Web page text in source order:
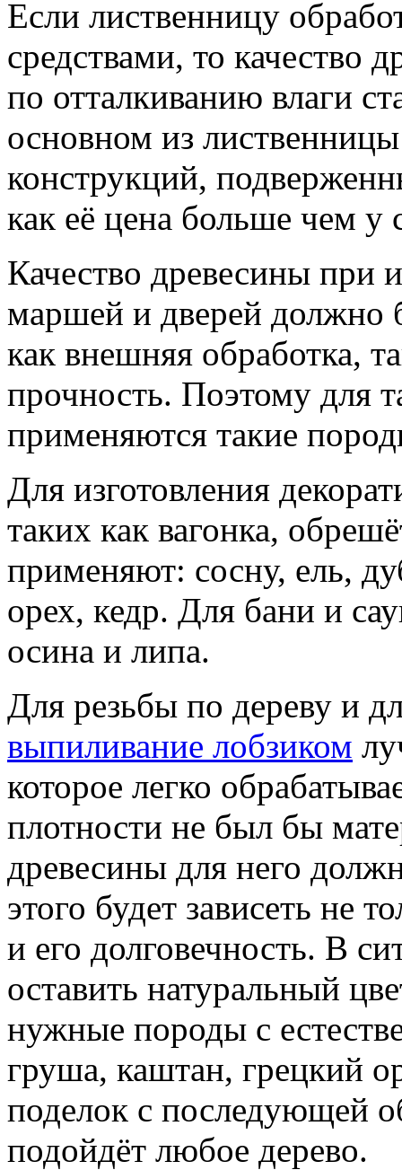
Если лиственницу
средствами, то качество
по отталкиванию влаги
основном из
конструкций,
как её цена больше чем у
Качество древесины при
маршей и дверей должно
как внешняя обработка,
прочность. Поэтому для
применяются такие
Для изготовления
таких как вагонка,
применяют: сосну, ель,
орех, кедр. Для бани и
осина и липа.
Для резьбы по дереву и
выпиливание лобзиком
которое легко
плотности не был бы
древесины для него
этого будет зависеть не
и его долговечность. В
оставить натуральный
нужные породы с
груша, каштан, грецкий
поделок с последующей
подойдёт любое дерево.